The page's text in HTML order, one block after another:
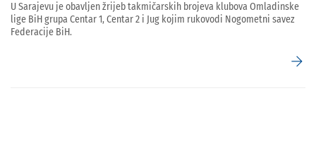
U Sarajevu je obavljen žrijeb takmičarskih brojeva klubova Omladinske
lige BiH grupa Centar 1, Centar 2 i Jug kojim rukovodi Nogometni savez
Federacije BiH.
arrow_forward